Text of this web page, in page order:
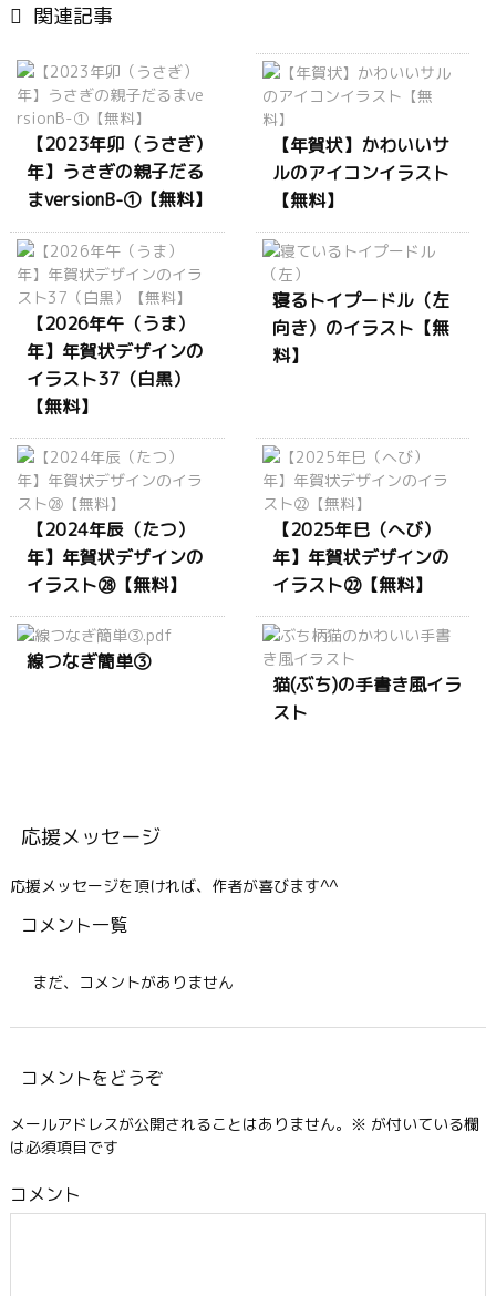
 関連記事
【2023年卯（うさぎ）
年】うさぎの親子だる
まversionB-①【無料】
【年賀状】かわいいサ
ルのアイコンイラスト
【無料】
【2026年午（うま）
年】年賀状デザインの
イラスト37（白黒）
【無料】
寝るトイプードル（左
向き）のイラスト【無
料】
【2024年辰（たつ）
年】年賀状デザインの
イラスト㉘【無料】
【2025年巳（へび）
年】年賀状デザインの
イラスト㉒【無料】
線つなぎ簡単③
猫(ぶち)の手書き風イラ
スト
応援メッセージ
応援メッセージを頂ければ、作者が喜びます^^
コメント一覧
まだ、コメントがありません
コメントをどうぞ
メールアドレスが公開されることはありません。 ※ が付いている欄
は必須項目です
コメント